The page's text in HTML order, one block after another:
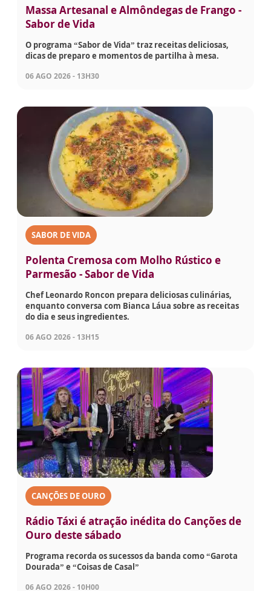
Massa Artesanal e Almôndegas de Frango -
Sabor de Vida
O programa “Sabor de Vida” traz receitas deliciosas,
dicas de preparo e momentos de partilha à mesa.
06 AGO 2026 - 13H30
SABOR DE VIDA
Polenta Cremosa com Molho Rústico e
Parmesão - Sabor de Vida
Chef Leonardo Roncon prepara deliciosas culinárias,
enquanto conversa com Bianca Láua sobre as receitas
do dia e seus ingredientes.
06 AGO 2026 - 13H15
CANÇÕES DE OURO
Rádio Táxi é atração inédita do Canções de
Ouro deste sábado
Programa recorda os sucessos da banda como “Garota
Dourada” e “Coisas de Casal”
06 AGO 2026 - 10H00